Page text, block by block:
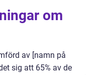
om
av [namn på
sig att 65% av de